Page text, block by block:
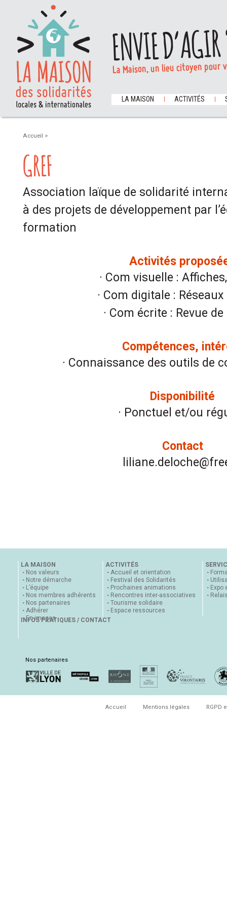
ENVIE
La Maison, un lieu citoyen
LA MAISON ACTIVITÉS
Accueil >
GREF
Association laïque de solidarité
à des projets de développement par
formation
Activités
· Com visuelle :
· Com digitale :
· Com écrite : Revue
Compétences,
· Connaissance des outils de
Disponibilité
· Ponctuel et/ou
Contact
LA MAISON
Nos valeurs
Notre démarche
L’équipe
Nos membres adhérents
Nos partenaires
Adhérer
En images
ACTIVITÉS
Accueil et orientation
Festival des Solidarités
Prochaines animations
Rencontres inter-associatives
Tourisme solidaire
Espace ressources
Expo
INFOS PRATIQUES / CONTACT
Nos partenaires
Accueil Mentions légales RGPD